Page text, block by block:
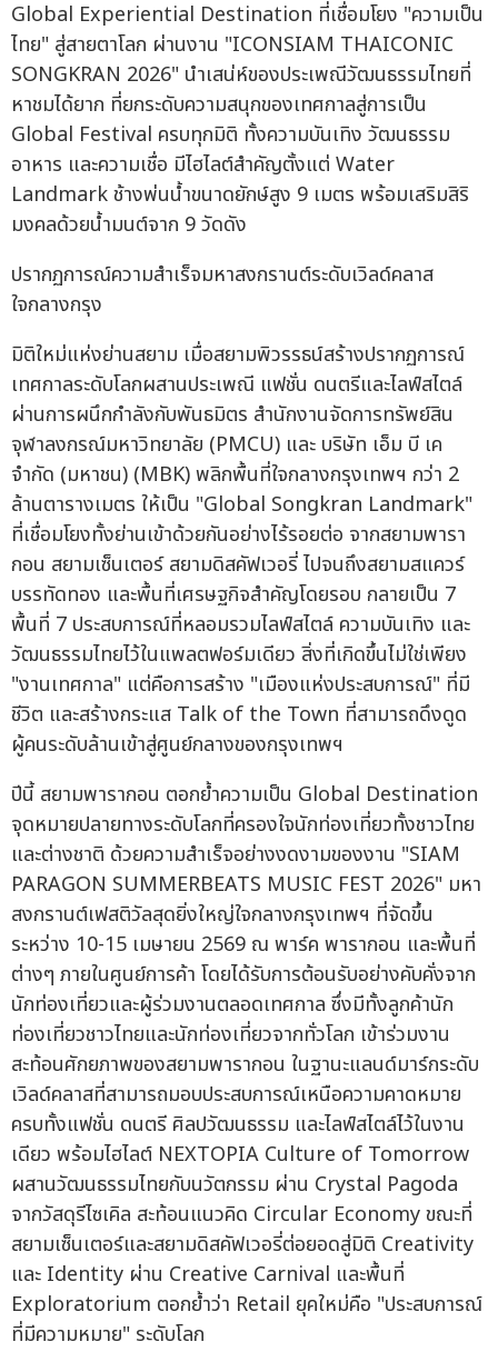
Global Experiential Destination ที่เชื่อมโยง "ความเป็น
ไทย" สู่สายตาโลก ผ่านงาน "ICONSIAM THAICONIC
SONGKRAN 2026" นำเสน่ห์ของประเพณีวัฒนธรรมไทยที่
หาชมได้ยาก ที่ยกระดับความสนุกของเทศกาลสู่การเป็น
Global Festival ครบทุกมิติ ทั้งความบันเทิง วัฒนธรรม
อาหาร และความเชื่อ มีไฮไลต์สำคัญตั้งแต่ Water
Landmark ช้างพ่นน้ำขนาดยักษ์สูง 9 เมตร พร้อมเสริมสิริ
มงคลด้วยน้ำมนต์จาก 9 วัดดัง
ปรากฏการณ์ความสำเร็จมหาสงกรานต์ระดับเวิลด์คลาส
ใจกลางกรุง
มิติใหม่แห่งย่านสยาม เมื่อสยามพิวรรธน์สร้างปรากฏการณ์
เทศกาลระดับโลกผสานประเพณี แฟชั่น ดนตรีและไลฟ์สไตล์
ผ่านการผนึกกำลังกับพันธมิตร สำนักงานจัดการทรัพย์สิน
จุฬาลงกรณ์มหาวิทยาลัย (PMCU) และ บริษัท เอ็ม บี เค
จำกัด (มหาชน) (MBK) พลิกพื้นที่ใจกลางกรุงเทพฯ กว่า 2
ล้านตารางเมตร ให้เป็น "Global Songkran Landmark"
ที่เชื่อมโยงทั้งย่านเข้าด้วยกันอย่างไร้รอยต่อ จากสยามพารา
กอน สยามเซ็นเตอร์ สยามดิสคัฟเวอรี่ ไปจนถึงสยามสแควร์
บรรทัดทอง และพื้นที่เศรษฐกิจสำคัญโดยรอบ กลายเป็น 7
พื้นที่ 7 ประสบการณ์ที่หลอมรวมไลฟ์สไตล์ ความบันเทิง และ
วัฒนธรรมไทยไว้ในแพลตฟอร์มเดียว สิ่งที่เกิดขึ้นไม่ใช่เพียง
"งานเทศกาล" แต่คือการสร้าง "เมืองแห่งประสบการณ์" ที่มี
ชีวิต และสร้างกระแส Talk of the Town ที่สามารถดึงดูด
ผู้คนระดับล้านเข้าสู่ศูนย์กลางของกรุงเทพฯ
ปีนี้ สยามพารากอน ตอกย้ำความเป็น Global Destination
จุดหมายปลายทางระดับโลกที่ครองใจนักท่องเที่ยวทั้งชาวไทย
และต่างชาติ ด้วยความสำเร็จอย่างงดงามของงาน "SIAM
PARAGON SUMMERBEATS MUSIC FEST 2026" มหา
สงกรานต์เฟสติวัลสุดยิ่งใหญ่ใจกลางกรุงเทพฯ ที่จัดขึ้น
ระหว่าง 10-15 เมษายน 2569 ณ พาร์ค พารากอน และพื้นที่
ต่างๆ ภายในศูนย์การค้า โดยได้รับการต้อนรับอย่างคับคั่งจาก
นักท่องเที่ยวและผู้ร่วมงานตลอดเทศกาล ซึ่งมีทั้งลูกค้านัก
ท่องเที่ยวชาวไทยและนักท่องเที่ยวจากทั่วโลก เข้าร่วมงาน
สะท้อนศักยภาพของสยามพารากอน ในฐานะแลนด์มาร์กระดับ
เวิลด์คลาสที่สามารถมอบประสบการณ์เหนือความคาดหมาย
ครบทั้งแฟชั่น ดนตรี ศิลปวัฒนธรรม และไลฟ์สไตล์ไว้ในงาน
เดียว พร้อมไฮไลต์ NEXTOPIA Culture of Tomorrow
ผสานวัฒนธรรมไทยกับนวัตกรรม ผ่าน Crystal Pagoda
จากวัสดุรีไซเคิล สะท้อนแนวคิด Circular Economy ขณะที่
สยามเซ็นเตอร์และสยามดิสคัฟเวอรี่ต่อยอดสู่มิติ Creativity
และ Identity ผ่าน Creative Carnival และพื้นที่
Exploratorium ตอกย้ำว่า Retail ยุคใหม่คือ "ประสบการณ์
ที่มีความหมาย" ระดับโลก